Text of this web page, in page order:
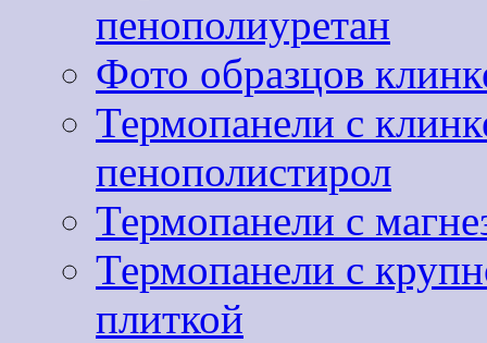
пенополиуретан
Фото образцов
Термопанели с
пенополистирол
Термопанели с
Термопанели с
плиткой